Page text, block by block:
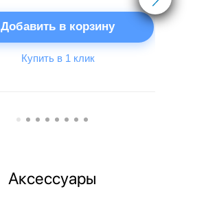
Добавить в корзину
Купить в 1 клик
Аксессуары